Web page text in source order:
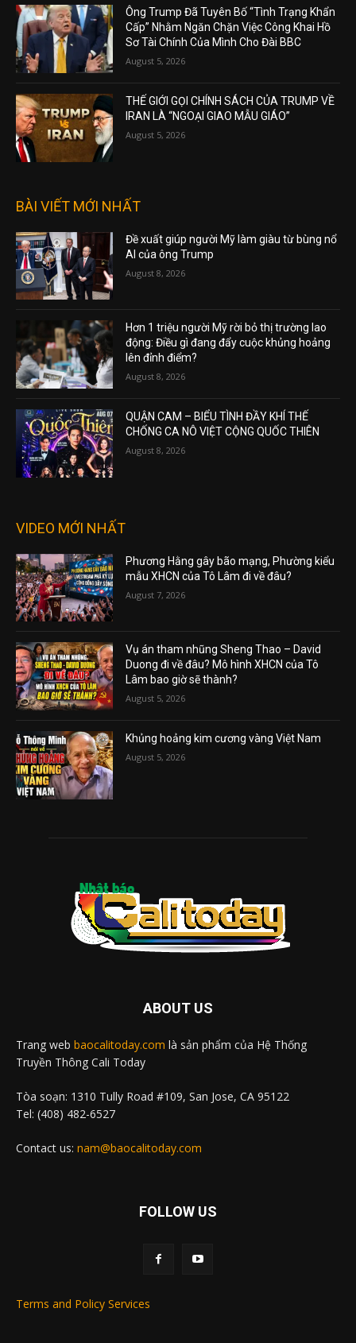
Ông Trump Đã Tuyên Bố “Tình Trạng Khẩn
Cấp” Nhằm Ngăn Chặn Việc Công Khai Hồ
Sơ Tài Chính Của Mình Cho Đài BBC
August 5, 2026
THẾ GIỚI GỌI CHÍNH SÁCH CỦA TRUMP VỀ
IRAN LÀ “NGOẠI GIAO MẪU GIÁO”
August 5, 2026
BÀI VIẾT MỚI NHẤT
Đề xuất giúp người Mỹ làm giàu từ bùng nổ
AI của ông Trump
August 8, 2026
Hơn 1 triệu người Mỹ rời bỏ thị trường lao
động: Điều gì đang đẩy cuộc khủng hoảng
lên đỉnh điểm?
August 8, 2026
QUẬN CAM – BIỂU TÌNH ĐẦY KHÍ THẾ
CHỐNG CA NÔ VIỆT CỘNG QUỐC THIÊN
August 8, 2026
VIDEO MỚI NHẤT
Phương Hằng gây bão mạng, Phường kiểu
mẫu XHCN của Tô Lâm đi về đâu?
August 7, 2026
Vụ án tham nhũng Sheng Thao – David
Duong đi về đâu? Mô hình XHCN của Tô
Lâm bao giờ sẽ thành?
August 5, 2026
Khủng hoảng kim cương vàng Việt Nam
August 5, 2026
ABOUT US
Trang web baocalitoday.com là sản phẩm của Hệ Thống
Truyền Thông Cali Today
Tòa soạn: 1310 Tully Road #109, San Jose, CA 95122
Tel: (408) 482-6527
Contact us: nam@baocalitoday.com
FOLLOW US
Terms and Policy Services